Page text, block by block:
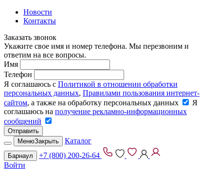
Новости
Контакты
Заказать звонок
Укажите свое имя и номер телефона. Мы перезвоним и
ответим на все вопросы.
Имя
Телефон
Я соглашаюсь с Политикой в отношении обработки
персональных данных, Правилами пользования интернет-
сайтом, а также на обработку персональных данных
Я
соглашаюсь на получение рекламно-информационных
сообщений
Отправить
МенюЗакрыть Каталог
Барнаул
+7 (800) 200-26-64
Войти